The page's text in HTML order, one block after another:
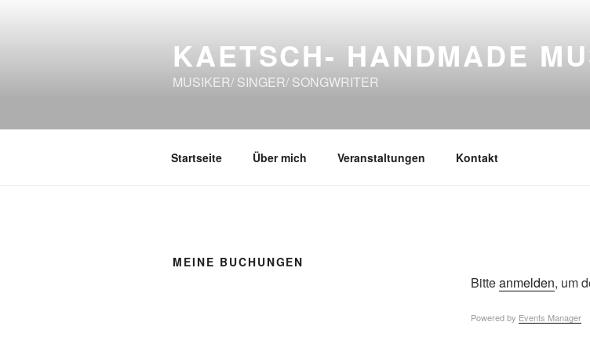
KAETSCH- HANDMADE
MUSIKER/ SINGER/ SONGWRITER
Startseite Über mich Veranstaltungen Kontakt
MEINE BUCHUNGEN
Bitteanmelden, um
Powered by Events Manager